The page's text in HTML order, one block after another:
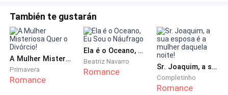
Eu solto uma risada seca.
— Indicaram um empresário falido?
— Indicamos um homem experiente, que já teve um
império e sabe como se reerguer — Gustavo retruca.
También te gustarán
A Mulher Misteriosa Quer o Divórcio!
Primavera
Romance
Ela é o Oceano, Eu Sou o Náufrago
Beatriz Navarro
Romance Sr. Joaquim, a sua esposa é a mulher daquela noite!
Completinho
Romance